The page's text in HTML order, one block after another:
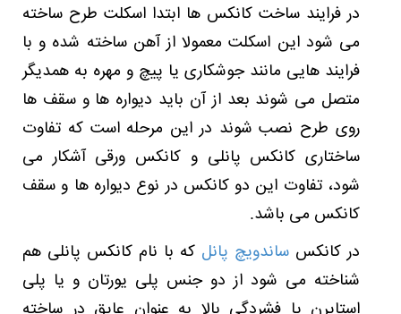
در فرایند ساخت کانکس ها ابتدا اسکلت طرح ساخته
می شود این اسکلت معمولا از آهن ساخته شده و با
فرایند هایی مانند جوشکاری یا پیچ و مهره به همدیگر
متصل می شوند بعد از آن باید دیواره ها و سقف ها
روی طرح نصب شوند در این مرحله است که تفاوت
ساختاری کانکس پانلی و کانکس ورقی آشکار می
شود، تفاوت این دو کانکس در نوع دیواره ها و سقف
کانکس می باشد.
در کانکس ساندویچ پانل که با نام کانکس پانلی هم
شناخته می شود از دو جنس پلی یورتان و یا پلی